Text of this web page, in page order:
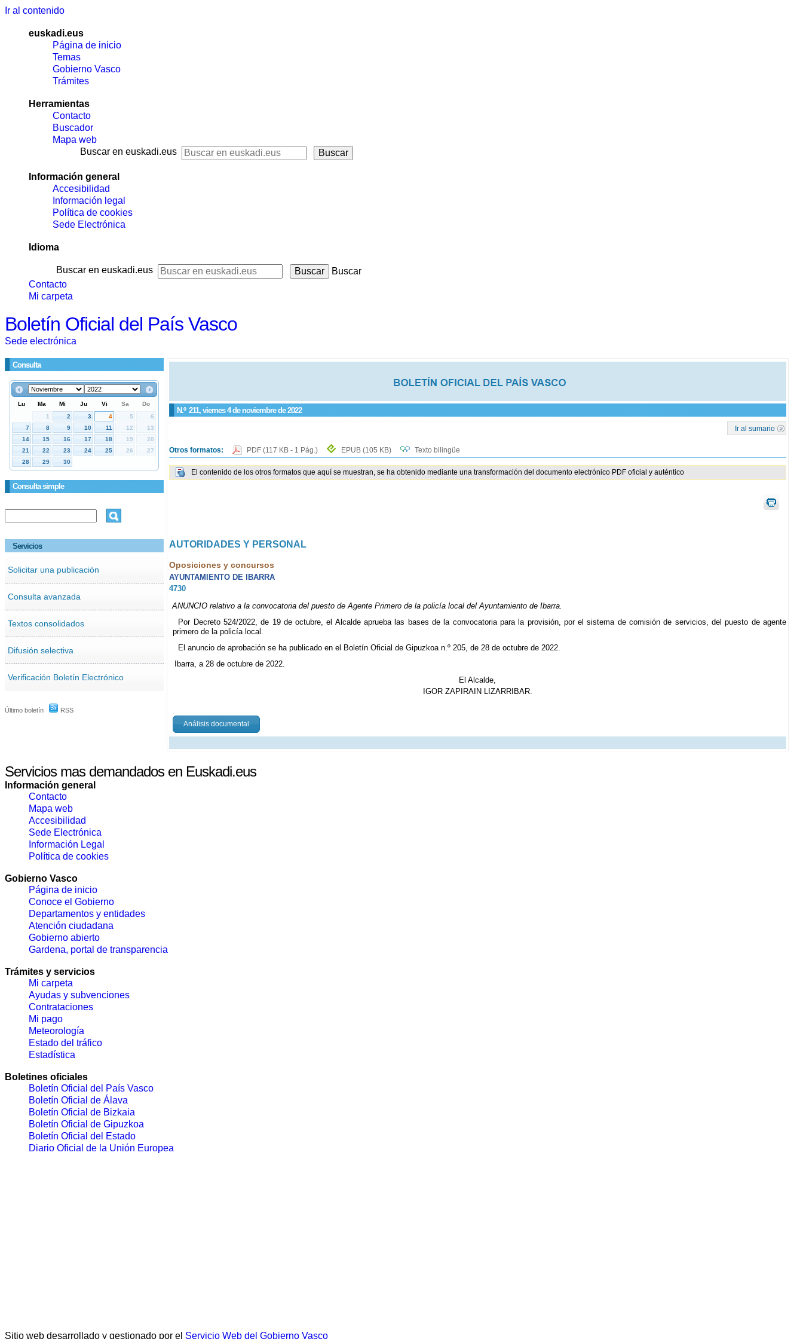
Ir al contenido
euskadi.eus
Página de inicio
Temas
Gobierno Vasco
Trámites
Herramientas
Contacto
Buscador
Mapa web
Buscar en euskadi.eus
Información general
Accesibilidad
Información legal
Política de cookies
Sede Electrónica
Idioma
Buscar en euskadi.eus
Buscar
Contacto
Mi carpeta
Boletín Oficial del País Vasco
Sede electrónica
Consulta
Consulta simple
Servicios
Solicitar una publicación
Consulta avanzada
Textos consolidados
Difusión selectiva
Verificación Boletín Electrónico
Último boletín RSS
N.º 211, viernes 4 de noviembre de 2022
Ir al sumario
Otros formatos: PDF (117 KB - 1 Pág.) EPUB (105 KB) Texto bilingüe
El contenido de los otros formatos que aquí se muestran, se ha obtenido mediante una transformación del documento electrónico PDF oficial y auténtico
AUTORIDADES Y PERSONAL
Oposiciones y concursos
AYUNTAMIENTO DE IBARRA
4730
ANUNCIO relativo a la convocatoria del puesto de Agente Primero de la policía local del Ayuntamiento de Ibarra.
Por Decreto 524/2022, de 19 de octubre, el Alcalde aprueba las bases de la convocatoria para la provisión, por el sistema de comisión de servicios, del puesto de agente
primero de la policía local.
El anuncio de aprobación se ha publicado en el Boletín Oficial de Gipuzkoa n.º 205, de 28 de octubre de 2022.
Ibarra, a 28 de octubre de 2022.
El Alcalde,
IGOR ZAPIRAIN LIZARRIBAR.
Análisis documental
Servicios mas demandados en Euskadi.eus
Información general
Contacto
Mapa web
Accesibilidad
Sede Electrónica
Información Legal
Política de cookies
Gobierno Vasco
Página de inicio
Conoce el Gobierno
Departamentos y entidades
Atención ciudadana
Gobierno abierto
Gardena, portal de transparencia
Trámites y servicios
Mi carpeta
Ayudas y subvenciones
Contrataciones
Mi pago
Meteorología
Estado del tráfico
Estadística
Boletines oficiales
Boletín Oficial del País Vasco
Boletín Oficial de Álava
Boletín Oficial de Bizkaia
Boletín Oficial de Gipuzkoa
Boletín Oficial del Estado
Diario Oficial de la Unión Europea
Sitio web desarrollado y gestionado por el Servicio Web del Gobierno Vasco